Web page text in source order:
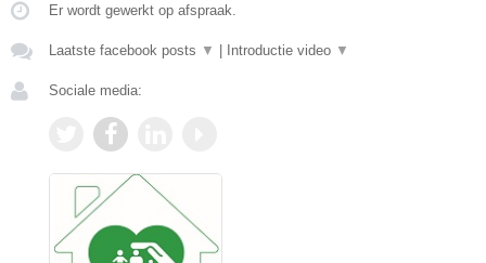
Er wordt gewerkt op afspraak.
Laatste facebook posts ▼ | Introductie video ▼
Sociale media: